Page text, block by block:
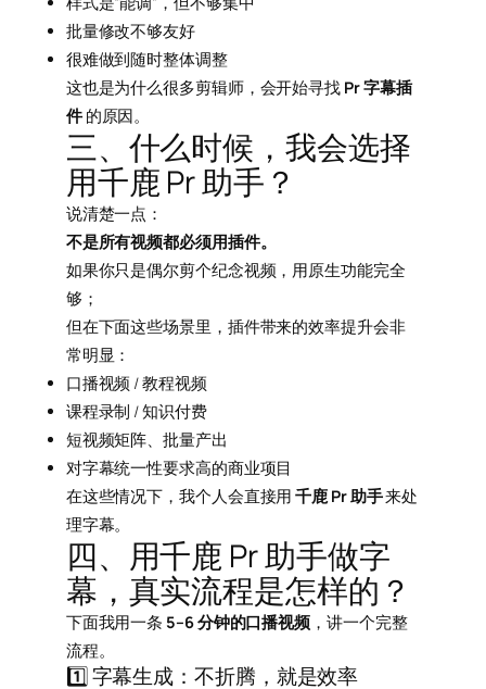
批量修改不够友好
很难做到随时整体调整
这也是为什么很多剪辑师，会开始寻找 Pr 字幕插
件的原因。
三、什么时候，我会选择
用千鹿 Pr 助手？
说清楚一点：
不是所有视频都必须用插件。
如果你只是偶尔剪个纪念视频，用原生功能完全
够；
但在下面这些场景里，插件带来的效率提升会非
常明显：
口播视频 / 教程视频
课程录制 / 知识付费
短视频矩阵、批量产出
对字幕统一性要求高的商业项目
在这些情况下，我个人会直接用千鹿 Pr 助手来处
理字幕。
四、用千鹿 Pr 助手做字
幕，真实流程是怎样的？
下面我用一条 5–6 分钟的口播视频 ，讲一个完整
流程。
1️⃣ 字幕生成：不折腾，就是效率